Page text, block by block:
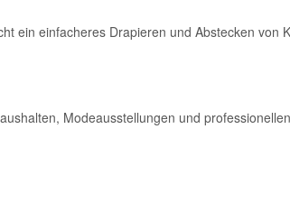
ein einfacheres Drapieren und Abstecken von
Modeausstellungen und